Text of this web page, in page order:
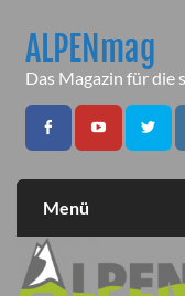
contentALPENmag
Das Magazin für die
Menü